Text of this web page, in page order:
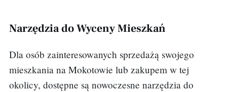
Narzędzia do Wyceny Mieszkań
Dla osób zainteresowanych sprzedażą swojego
mieszkania na Mokotowie lub zakupem w tej
okolicy, dostępne są nowoczesne narzędzia do